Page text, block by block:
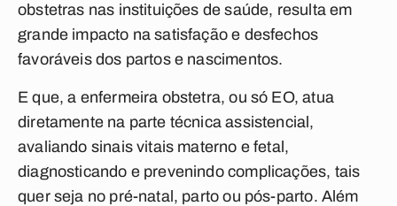
obstetras nas instituições de saúde, resulta em
grande impacto na satisfação e desfechos
favoráveis dos partos e nascimentos.
E que, a enfermeira obstetra, ou só EO, atua
diretamente na parte técnica assistencial,
avaliando sinais vitais materno e fetal,
diagnosticando e prevenindo complicações, tais
quer seja no pré-natal, parto ou pós-parto. Além